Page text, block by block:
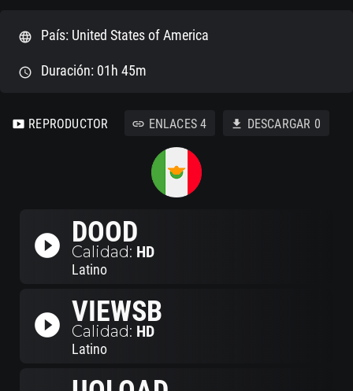
language País: United States of America
schedule Duración: 01h 45m
smart_display REPRODUCTOR link ENLACES4 download DESCARGAR 0
play_circle_filled DOOD
Calidad: HD
Latino
play_circle_filled VIEWSB
Calidad: HD
Latino